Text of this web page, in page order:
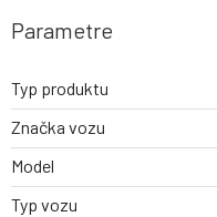
Parametre
Typ produktu
Značka vozu
Model
Typ vozu